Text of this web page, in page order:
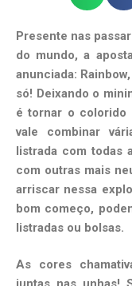
Presente nas
do mundo, a
anunciada:
só! Deixando o
é tornar o colorido
vale combinar
listrada com todas
com outras mais
arriscar nessa
bom começo,
listradas ou bolsas.
As cores